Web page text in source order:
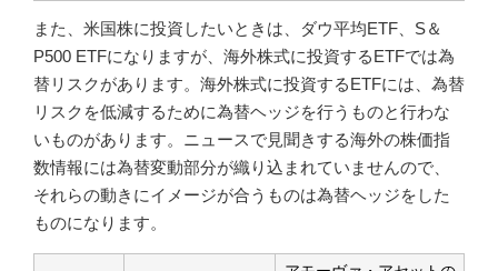
また、米国株に投資したいときは、ダウ平均ETF、S＆
P500 ETFになりますが、海外株式に投資するETFでは為
替リスクがあります。海外株式に投資するETFには、為替
リスクを低減するために為替ヘッジを行うものと行わな
いものがあります。ニュースで見聞きする海外の株価指
数情報には為替変動部分が織り込まれていませんので、
それらの動きにイメージが合うものは為替ヘッジをした
ものになります。